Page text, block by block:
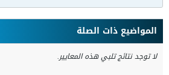
المواضيع ذات الصلة
لا توجد نتائج تلبي هذه المعايير.